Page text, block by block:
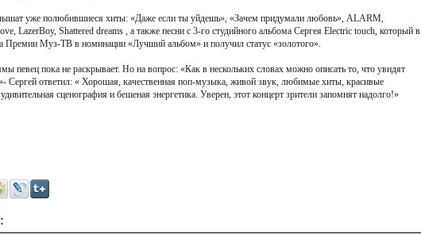
уже полюбившиеся хиты: «Даже если ты уйдешь», «Зачем придумали любовь», ALARM,
LazerBoy, Shattered dreams , а также песни с 3-го студийного альбома Сергея Electric touch, который в
Премии Муз-ТВ в номинации «Лучший альбом» и получил статус «золотого».
певец пока не раскрывает. Но на вопрос: «Как в нескольких словах можно описать то, что увидят
Сергей ответил: « Хорошая, качественная поп-музыка, живой звук, любимые хиты, красивые
сценография и бешеная энергетика. Уверен, этот концерт зрители запомнят надолго!»